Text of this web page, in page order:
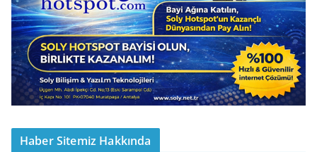
Haber Sitemiz Hakkında